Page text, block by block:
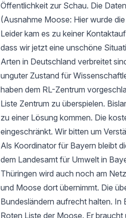
Öffentlichkeit zur Schau. Die
(Ausnahme Moose: Hier wurde
Leider kam es zu keiner
dass wir jetzt eine unschöne
Arten in Deutschland verbreitet
unguter Zustand für
haben dem RL-Zentrum
Liste Zentrum zu überspielen.
zu einer Lösung kommen. Die
eingeschränkt. Wir bitten um
Als Koordinator für Bayern bleibt
dem Landesamt für Umwelt in
Thüringen wird auch noch am
und Moose dort übernimmt. Die
Bundesländern aufrecht halten. In
Roten Liste der Moose. Er